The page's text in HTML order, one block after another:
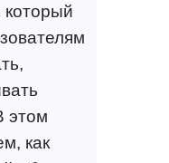
который
этом
как